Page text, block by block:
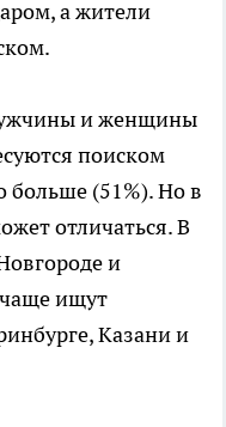
а жители
и женщины
поиском
больше (51%). Но в
отличаться. В
и
ищут
Казани и